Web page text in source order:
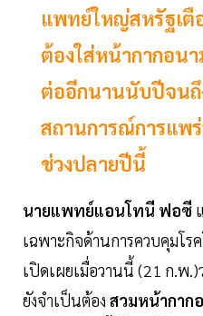
แพทย์ใหญ่สหรัฐเตื
ต้องใส่หน้ากากอน
ต่ออีกนานนับปีจน
สถานการณ์การแพ
ช่วงปลายปีนี้
นายแพทย์แอนโทนี ฟอซี
เฉพาะกิจด้านการควบคุมโร
เปิดเผยเมื่อวานนี้ (21 ก.พ
ยังจำเป็นต้อง สวมหน้ากาก